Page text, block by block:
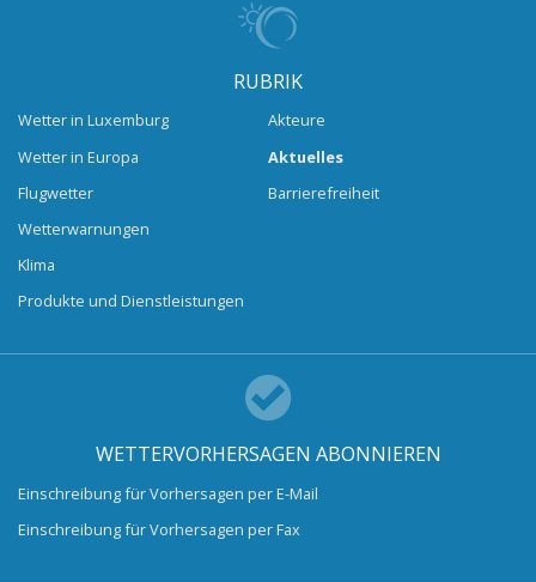
RUBRIK
Wetter in Luxemburg
Wetter in Europa
Flugwetter
Wetterwarnungen
Klima
Produkte und Dienstleistungen
Akteure
Aktuelles
Barrierefreiheit
WETTERVORHERSAGEN ABONNIEREN
Einschreibung für Vorhersagen per E-Mail
Einschreibung für Vorhersagen per Fax